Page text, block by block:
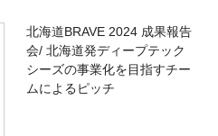
北海道BRAVE 2024 成果報告
会/ 北海道発ディープテック
シーズの事業化を目指すチー
ムによるピッチ